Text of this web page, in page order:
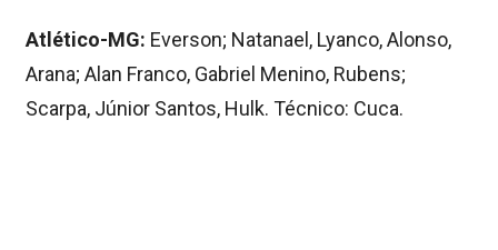
Atlético-MG: Everson; Natanael, Lyanco, Alonso,
Arana; Alan Franco, Gabriel Menino, Rubens;
Scarpa, Júnior Santos, Hulk. Técnico: Cuca.